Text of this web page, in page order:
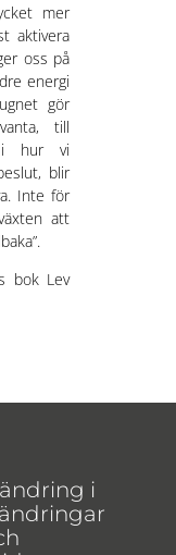
mer
aktivera
oss på
energi
gör
till
i hur vi
blir
Inte för
att
bok Lev
i